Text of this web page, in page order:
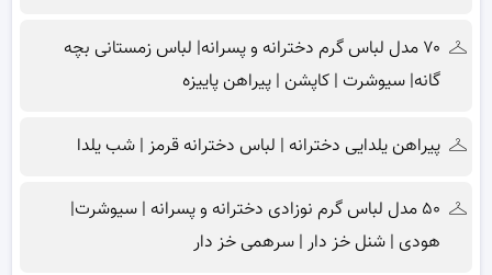
۷۰ مدل لباس گرم دخترانه و پسرانه| لباس زمستانی بچه
گانه| سیوشرت | کاپشن | پیراهن پاییزه
پیراهن یلدایی دخترانه | لباس دخترانه قرمز | شب یلدا
۵۰ مدل لباس گرم نوزادی دخترانه و پسرانه | سیوشرت|
هودی | شنل خز دار | سرهمی خز دار